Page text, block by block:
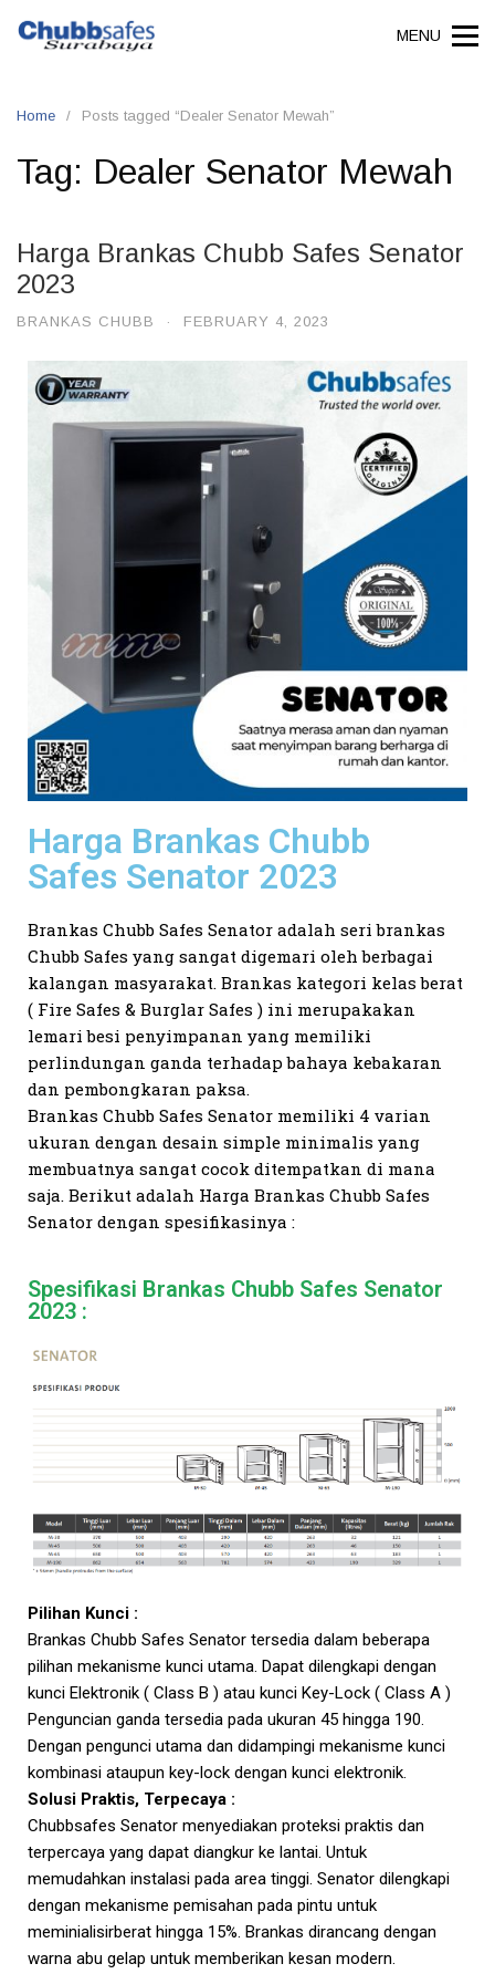
MENU
Home Posts tagged “Dealer Senator Mewah”
Tag: Dealer Senator Mewah
Harga Brankas Chubb Safes Senator
2023
BRANKAS CHUBB · FEBRUARY 4, 2023
Harga Brankas Chubb
Safes Senator 2023
Brankas Chubb Safes Senator adalah seri brankas
Chubb Safes yang sangat digemari oleh berbagai
kalangan masyarakat. Brankas kategori kelas berat
( Fire Safes & Burglar Safes ) ini merupakakan
lemari besi penyimpanan yang memiliki
perlindungan ganda terhadap bahaya kebakaran
dan pembongkaran paksa.
Brankas Chubb Safes Senator memiliki 4 varian
ukuran dengan desain simple minimalis yang
membuatnya sangat cocok ditempatkan di mana
saja. Berikut adalah Harga Brankas Chubb Safes
Senator dengan spesifikasinya :
Spesifikasi Brankas Chubb Safes Senator
2023 :
Pilihan Kunci :
Brankas Chubb Safes Senator tersedia dalam beberapa
pilihan mekanisme kunci utama. Dapat dilengkapi dengan
kunci Elektronik ( Class B ) atau kunci Key-Lock ( Class A )
Penguncian ganda tersedia pada ukuran 45 hingga 190.
Dengan pengunci utama dan didampingi mekanisme kunci
kombinasi ataupun key-lock dengan kunci elektronik.
Solusi Praktis, Terpecaya :
Chubbsafes Senator menyediakan proteksi praktis dan
terpercaya yang dapat diangkur ke lantai. Untuk
memudahkan instalasi pada area tinggi. Senator dilengkapi
dengan mekanisme pemisahan pada pintu untuk
meminialisirberat hingga 15%. Brankas dirancang dengan
warna abu gelap untuk memberikan kesan modern.